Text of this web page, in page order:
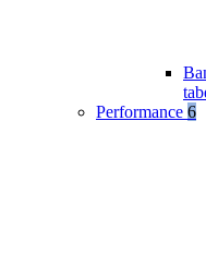
Performance 6